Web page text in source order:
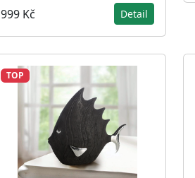
999 Kč Detail
TOP